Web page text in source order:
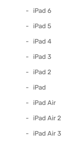
iPad 6
iPad 5
iPad 4
iPad 3
iPad 2
iPad
iPad Air
iPad Air 2
iPad Air 3